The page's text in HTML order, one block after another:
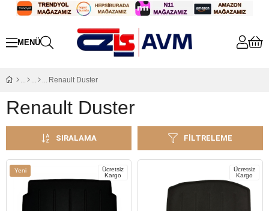
Renault Duster
Renault Duster
FILTRELEME
SIRALAMA
Yeni
Ücretsiz
Kargo
Ücretsiz
Kargo